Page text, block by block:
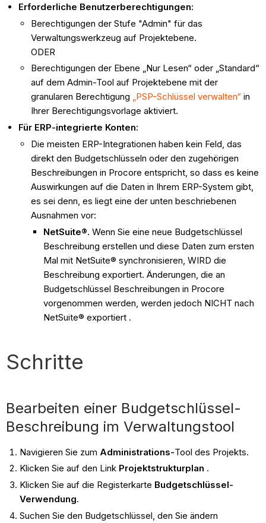
Erforderliche Benutzerberechtigungen:
Berechtigungen der Stufe "Admin" für das
Verwaltungswerkzeug auf Projektebene.
ODER
Berechtigungen der Ebene „Nur Lesen“ oder „Standard“
auf dem Admin-Tool auf Projektebene mit der
granularen Berechtigung „PSP-Schlüssel verwalten“ in
Ihrer Berechtigungsvorlage aktiviert.
Für ERP-integrierte Konten:
Die meisten ERP-Integrationen haben kein Feld, das
direkt den Budgetschlüsseln oder den zugehörigen
Beschreibungen in Procore entspricht, so dass es keine
Auswirkungen auf die Daten in Ihrem ERP-System gibt,
es sei denn, es liegt eine der unten beschriebenen
Ausnahmen vor:
NetSuite®.Wenn Sie eine neue Budgetschlüssel
Beschreibung erstellen und diese Daten zum ersten
Mal mit NetSuite® synchronisieren, WIRD die
Beschreibung exportiert. Änderungen, die an
Budgetschlüssel Beschreibungen in Procore
vorgenommen werden, werden jedoch NICHT nach
NetSuite® exportiert .
Schritte
Bearbeiten einer Budgetschlüssel-
Beschreibung im Verwaltungstool
Navigieren Sie zum Administrations-Tool des Projekts.
Klicken Sie auf den Link Projektstrukturplan .
Klicken Sie auf die Registerkarte Budgetschlüssel-
Verwendung.
Suchen Sie den Budgetschlüssel, den Sie ändern